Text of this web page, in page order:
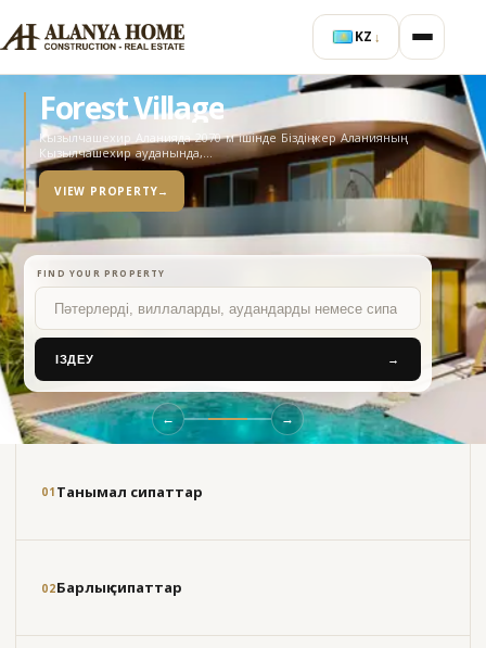
KZ ↓
Forest Village
Кызылчашехир Аланияда 2070 м ішінде Біздің жер Аланияның
Кызылчашехир ауданында,…
VIEW PROPERTY→
FIND YOUR PROPERTY
Іздеу
ІЗДЕУ →
← →
01 Танымал сипаттар
02Барлық сипаттар